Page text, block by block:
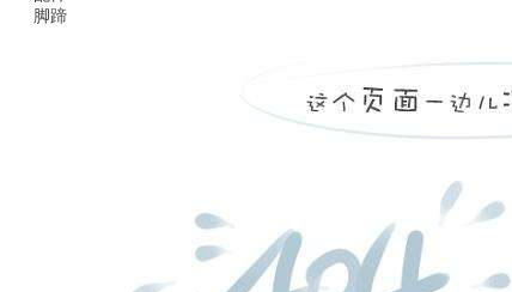
脚蹄